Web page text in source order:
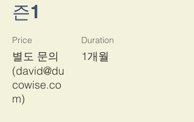
즌1
Price
별도 문의
(david@du
cowise.co
m)
Duration
1개월